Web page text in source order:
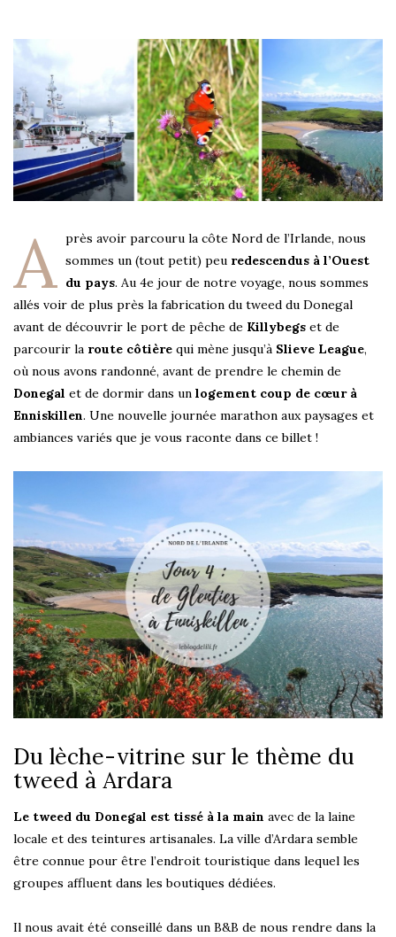
A près avoir parcouru la côte Nord de l’Irlande, nous
sommes un (tout petit) peu redescendus à l’Ouest
du pays. Au 4e jour de notre voyage, nous sommes
allés voir de plus près la fabrication du tweed du Donegal
avant de découvrir le port de pêche de Killybegs et de
parcourir la route côtière qui mène jusqu’à Slieve League,
où nous avons randonné, avant de prendre le chemin de
Donegal et de dormir dans un logement coup de cœur à
Enniskillen. Une nouvelle journée marathon aux paysages et
ambiances variés que je vous raconte dans ce billet !
Du lèche-vitrine sur le thème du
tweed à Ardara
Le tweed du Donegal est tissé à la main avec de la laine
locale et des teintures artisanales. La ville d’Ardara semble
être connue pour être l’endroit touristique dans lequel les
groupes affluent dans les boutiques dédiées.
Il nous avait été conseillé dans un B&B de nous rendre dans la